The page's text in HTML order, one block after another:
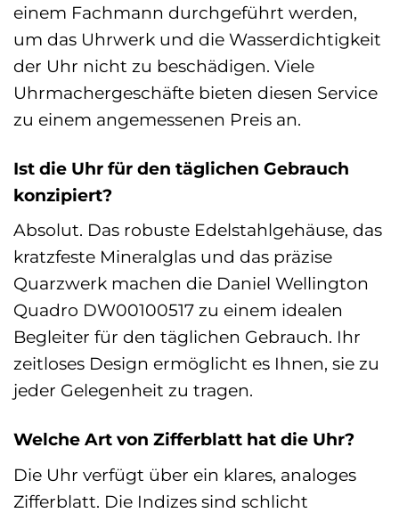
einem Fachmann durchgeführt werden,
um das Uhrwerk und die Wasserdichtigkeit
der Uhr nicht zu beschädigen. Viele
Uhrmachergeschäfte bieten diesen Service
zu einem angemessenen Preis an.
Ist die Uhr für den täglichen Gebrauch
konzipiert?
Absolut. Das robuste Edelstahlgehäuse, das
kratzfeste Mineralglas und das präzise
Quarzwerk machen die Daniel Wellington
Quadro DW00100517 zu einem idealen
Begleiter für den täglichen Gebrauch. Ihr
zeitloses Design ermöglicht es Ihnen, sie zu
jeder Gelegenheit zu tragen.
Welche Art von Zifferblatt hat die Uhr?
Die Uhr verfügt über ein klares, analoges
Zifferblatt. Die Indizes sind schlicht